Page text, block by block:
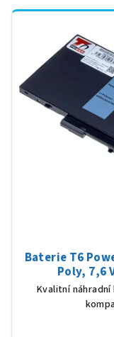
Baterie T6
Poly, 7,6
Kvalitní